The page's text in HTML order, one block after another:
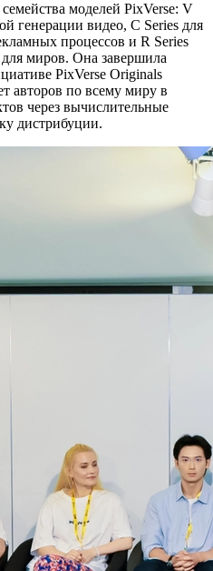
моделей PixVerse: V
генерации видео, C Series для
процессов и R Series
миров. Она завершила
PixVerse Originals
авторов по всему миру в
через вычислительные
дистрибуции.